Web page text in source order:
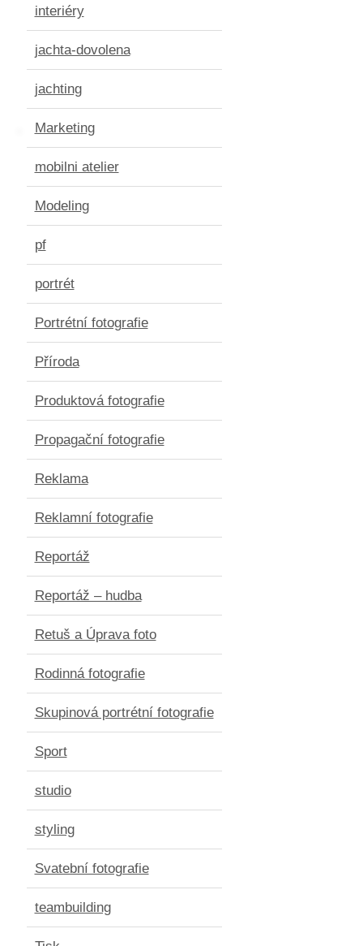
interiéry
jachta-dovolena
jachting
Marketing
mobilni atelier
Modeling
pf
portrét
Portrétní fotografie
Příroda
Produktová fotografie
Propagační fotografie
Reklama
Reklamní fotografie
Reportáž
Reportáž – hudba
Retuš a Úprava foto
Rodinná fotografie
Skupinová portrétní fotografie
Sport
studio
styling
Svatební fotografie
teambuilding